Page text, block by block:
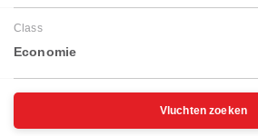
Class
Economie
Vluchten zoeken